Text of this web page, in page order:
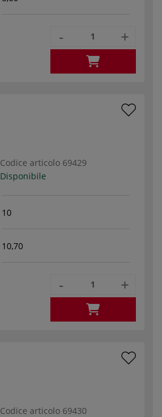
- +
Codice articolo 69429
Disponibile
10
10,70
- +
Codice articolo 69430